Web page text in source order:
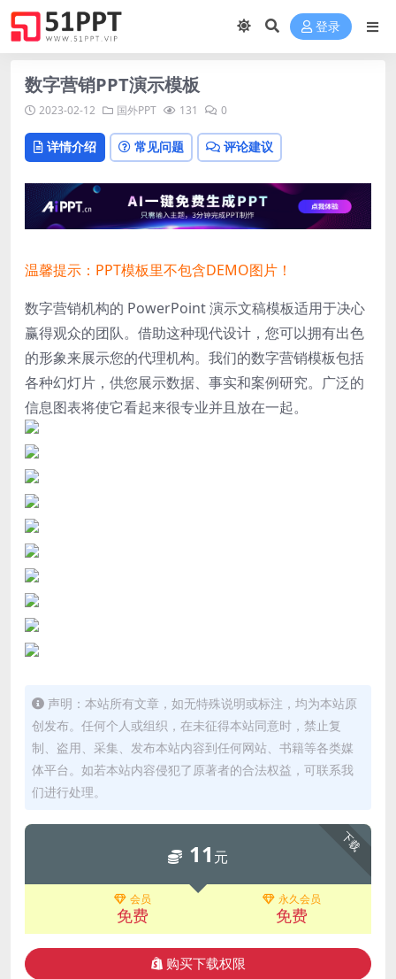
登录
数字营销PPT演示模板
2023-02-12 国外PPT 131 0
详情介绍 常见问题 评论建议
温馨提示：PPT模板里不包含DEMO图片！
数字营销机构的 PowerPoint 演示文稿模板适用于决心
赢得观众的团队。借助这种现代设计，您可以拥有出色
的形象来展示您的代理机构。我们的数字营销模板包括
各种幻灯片，供您展示数据、事实和案例研究。广泛的
信息图表将使它看起来很专业并且放在一起。
声明：本站所有文章，如无特殊说明或标注，均为本站原
创发布。任何个人或组织，在未征得本站同意时，禁止复
制、盗用、采集、发布本站内容到任何网站、书籍等各类媒
体平台。如若本站内容侵犯了原著者的合法权益，可联系我
们进行处理。
下载
11 元
会员
免费
永久会员
免费
购买下载权限